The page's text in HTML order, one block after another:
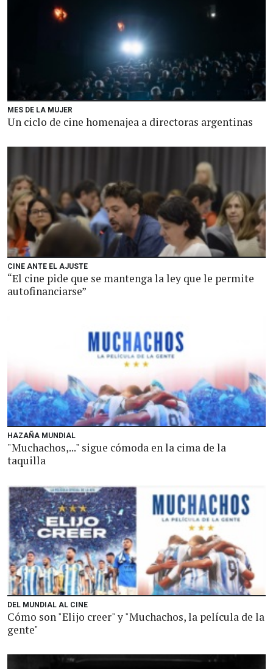
MES DE LA MUJER
Un ciclo de cine homenajea a directoras argentinas
CINE ANTE EL AJUSTE
“El cine pide que se mantenga la ley que le permite
autofinanciarse”
HAZAÑA MUNDIAL
"Muchachos,..." sigue cómoda en la cima de la
taquilla
DEL MUNDIAL AL CINE
Cómo son "Elijo creer" y "Muchachos, la película de la
gente"